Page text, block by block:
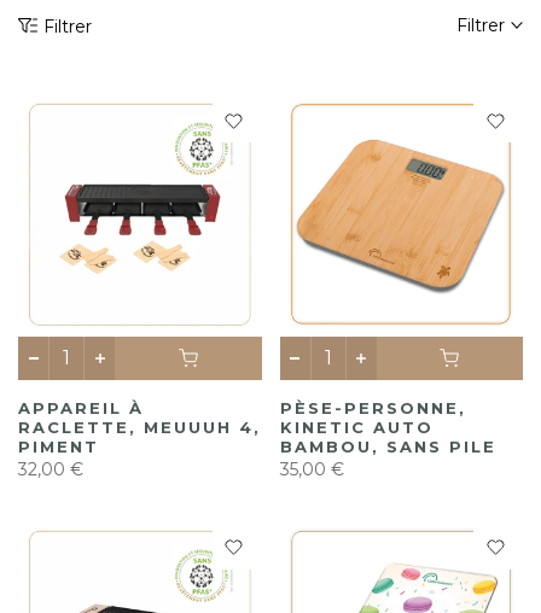
Filtrer Filtrer
APPAREIL À
RACLETTE, MEUUUH 4,
PIMENT
32,00 €
PÈSE-PERSONNE,
KINETIC AUTO
BAMBOU, SANS PILE
35,00 €